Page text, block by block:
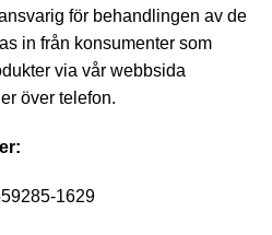
för behandlingen av de
in från konsumenter som
via vår webbsida
över telefon.
1629